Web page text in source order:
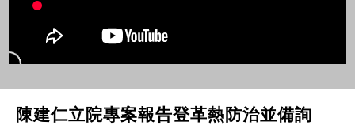
陳建仁立院專案報告登革熱防治並備詢